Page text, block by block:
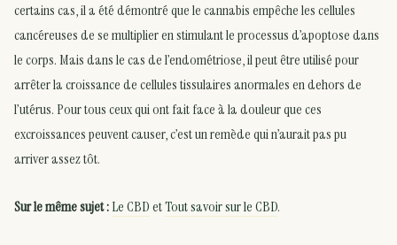
certains cas, il a été démontré que le cannabis empêche les cellules
cancéreuses de se multiplier en stimulant le processus d’apoptose dans
le corps. Mais dans le cas de l’endométriose, il peut être utilisé pour
arrêter la croissance de cellules tissulaires anormales en dehors de
l’utérus. Pour tous ceux qui ont fait face à la douleur que ces
excroissances peuvent causer, c’est un remède qui n’aurait pas pu
arriver assez tôt.
Sur le même sujet :Le CBDetTout savoir sur le CBD.